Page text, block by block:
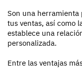
Son una
tus ventas, así como
establece una
personalizada.
Entre las ventajas